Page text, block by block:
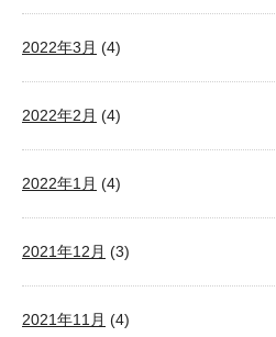
2022年3月 (4)
2022年2月 (4)
2022年1月 (4)
2021年12月 (3)
2021年11月 (4)